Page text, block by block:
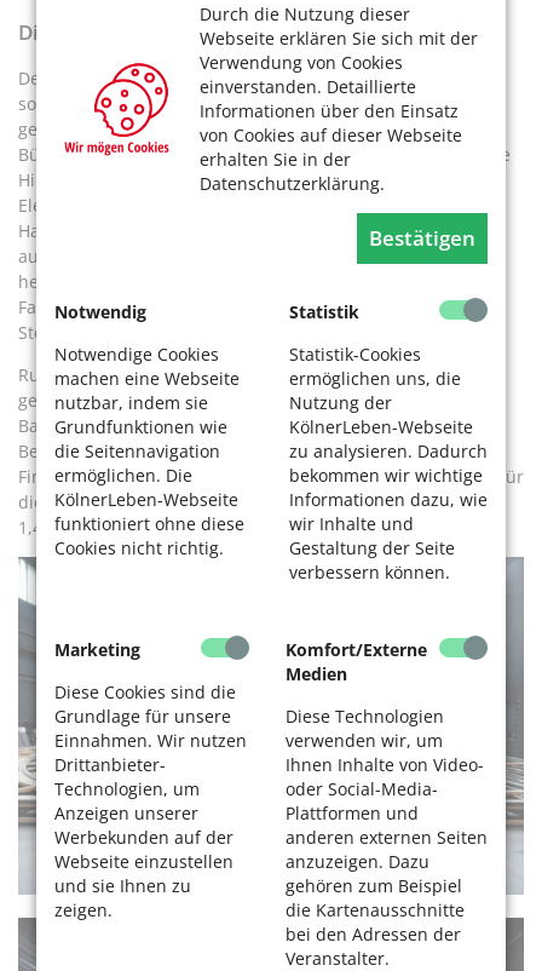
Durch die Nutzung dieser
Webseite erklären Sie sich mit der
Verwendung von Cookies
einverstanden. Detaillierte
Informationen über den Einsatz
von Cookies auf dieser Webseite
erhalten Sie in der
Datenschutzerklärung.
Bestätigen
Notwendig
Notwendige Cookies
machen eine Webseite
nutzbar, indem sie
Grundfunktionen wie
die Seitennavigation
ermöglichen. Die
KölnerLeben-Webseite
funktioniert ohne diese
Cookies nicht richtig.
Statistik
Statistik-Cookies
ermöglichen uns, die
Nutzung der
KölnerLeben-Webseite
zu analysieren. Dadurch
bekommen wir wichtige
Informationen dazu, wie
wir Inhalte und
Gestaltung der Seite
verbessern können.
Marketing
Diese Cookies sind die
Grundlage für unsere
Einnahmen. Wir nutzen
Drittanbieter-
Technologien, um
Anzeigen unserer
Werbekunden auf der
Webseite einzustellen
und sie Ihnen zu
zeigen.
Komfort/Externe
Medien
Diese Technologien
verwenden wir, um
Ihnen Inhalte von Video-
oder Social-Media-
Plattformen und
anderen externen Seiten
anzuzeigen. Dazu
gehören zum Beispiel
die Kartenausschnitte
bei den Adressen der
Veranstalter.
Digitalisierung statt Muskelkraft
Der Gebäudekomplex wurde nicht nur baulich erneuert,
sondern vor allem auch technisch auf den neuesten Stand
gebracht. Komplett modernisiert wurde unter anderem die
Bühnentechnik. Früher mussten Prospekte, also der gemalte
Hintergrund einer Bühne, deren Wände und andere
Elemente der Dekoration bei einem Kulissenwechsel per
Hand an Lasttauen in den acht Meter hohen Bühnenturm,
auch Schnürboden genannt, hochgezogen oder
herabgelassen werden. Künftig lassen sich Ziel und
Fahrgeschwindigkeit der Kulissenteile am Touchscreen des
Steuerpultes programmieren und elektronisch steuern.
Rund 13 Jahre sind seit Beginn der Arbeiten ins Land
gezogen, die Kosten haben sich vervielfacht. Die reinen
Baukosten belaufen sich auf 798,6 Millionen Euro. Unter
Berücksichtigung von Bauzeitzinsen, laufenden
Finanzierungskosten nach Fertigstellung sowie den Kosten für
die Interimsspielstätten ergibt sich ein Gesamtvolumen von
1,473 Milliarden Euro.